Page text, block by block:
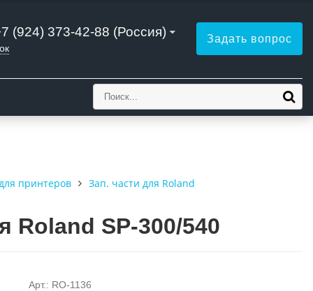
(924) 373-42-88 (Россия) Задать вопрос
принтеров
Зап. части для Roland
Roland SP-300/540
Арт.: RO-1136